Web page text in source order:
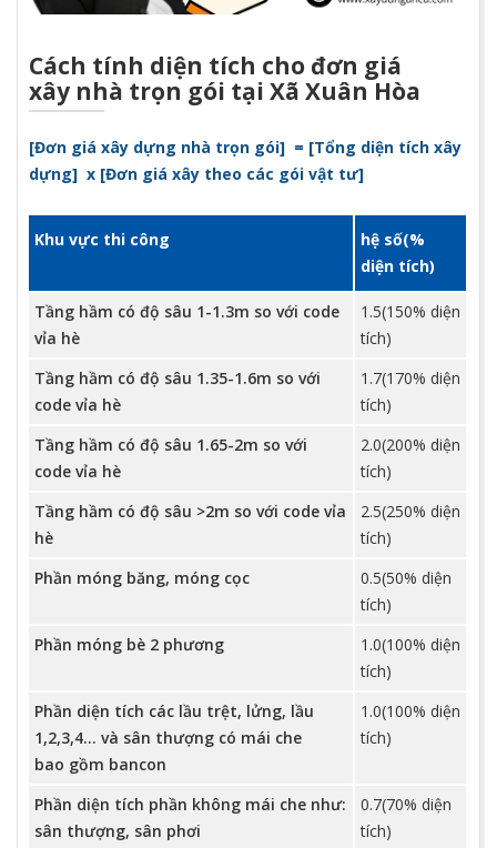
Cách tính diện tích cho đơn giá
xây nhà trọn gói tại Xã Xuân Hòa
[Đơn giá xây dựng nhà trọn gói] = [Tổng diện tích xây
dựng] x [Đơn giá xây theo các gói vật tư]
Khu vực thi công
hệ số(%
diện tích)
Tầng hầm có độ sâu 1-1.3m so với code
vỉa hè
1.5(150% diện
tích)
Tầng hầm có độ sâu 1.35-1.6m so với
code vỉa hè
1.7(170% diện
tích)
Tầng hầm có độ sâu 1.65-2m so với
code vỉa hè
2.0(200% diện
tích)
Tầng hầm có độ sâu >2m so với code vỉa
hè
2.5(250% diện
tích)
Phần móng băng, móng cọc
0.5(50% diện
tích)
Phần móng bè 2 phương
1.0(100% diện
tích)
Phần diện tích các lầu trệt, lửng, lầu
1,2,3,4... và sân thượng có mái che
bao gồm bancon
1.0(100% diện
tích)
Phần diện tích phần không mái che như:
sân thượng, sân phơi
0.7(70% diện
tích)